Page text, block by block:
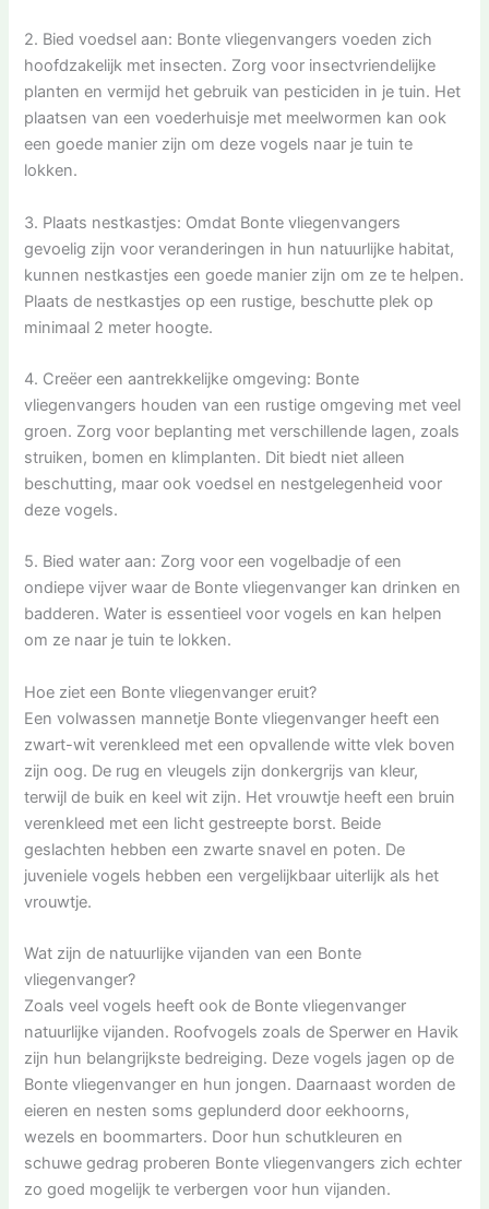
2. Bied voedsel aan: Bonte vliegenvangers voeden zich
hoofdzakelijk met insecten. Zorg voor insectvriendelijke
planten en vermijd het gebruik van pesticiden in je tuin. Het
plaatsen van een voederhuisje met meelwormen kan ook
een goede manier zijn om deze vogels naar je tuin te
lokken.
3. Plaats nestkastjes: Omdat Bonte vliegenvangers
gevoelig zijn voor veranderingen in hun natuurlijke habitat,
kunnen nestkastjes een goede manier zijn om ze te helpen.
Plaats de nestkastjes op een rustige, beschutte plek op
minimaal 2 meter hoogte.
4. Creëer een aantrekkelijke omgeving: Bonte
vliegenvangers houden van een rustige omgeving met veel
groen. Zorg voor beplanting met verschillende lagen, zoals
struiken, bomen en klimplanten. Dit biedt niet alleen
beschutting, maar ook voedsel en nestgelegenheid voor
deze vogels.
5. Bied water aan: Zorg voor een vogelbadje of een
ondiepe vijver waar de Bonte vliegenvanger kan drinken en
badderen. Water is essentieel voor vogels en kan helpen
om ze naar je tuin te lokken.
Hoe ziet een Bonte vliegenvanger eruit?
Een volwassen mannetje Bonte vliegenvanger heeft een
zwart-wit verenkleed met een opvallende witte vlek boven
zijn oog. De rug en vleugels zijn donkergrijs van kleur,
terwijl de buik en keel wit zijn. Het vrouwtje heeft een bruin
verenkleed met een licht gestreepte borst. Beide
geslachten hebben een zwarte snavel en poten. De
juveniele vogels hebben een vergelijkbaar uiterlijk als het
vrouwtje.
Wat zijn de natuurlijke vijanden van een Bonte
vliegenvanger?
Zoals veel vogels heeft ook de Bonte vliegenvanger
natuurlijke vijanden. Roofvogels zoals de Sperwer en Havik
zijn hun belangrijkste bedreiging. Deze vogels jagen op de
Bonte vliegenvanger en hun jongen. Daarnaast worden de
eieren en nesten soms geplunderd door eekhoorns,
wezels en boommarters. Door hun schutkleuren en
schuwe gedrag proberen Bonte vliegenvangers zich echter
zo goed mogelijk te verbergen voor hun vijanden.